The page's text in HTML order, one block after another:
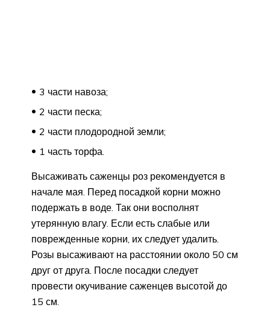
3 части навоза;
2 части песка;
2 части плодородной земли;
1 часть торфа.
Высаживать саженцы роз рекомендуется в
начале мая. Перед посадкой корни можно
подержать в воде. Так они восполнят
утерянную влагу. Если есть слабые или
поврежденные корни, их следует удалить.
Розы высаживают на расстоянии около 50 см
друг от друга. После посадки следует
провести окучивание саженцев высотой до
15 см.